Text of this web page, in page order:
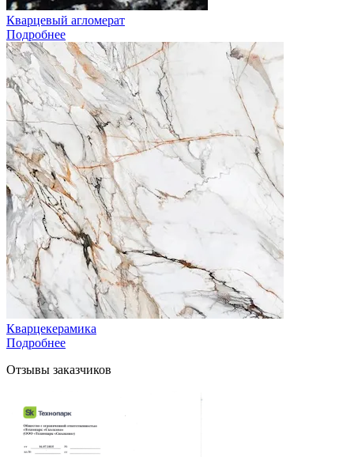
Кварцевый агломерат
Подробнее
Кварцекерамика
Подробнее
Отзывы заказчиков